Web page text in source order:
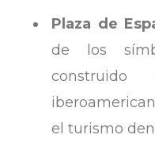
Plaza de
de los
el turismo